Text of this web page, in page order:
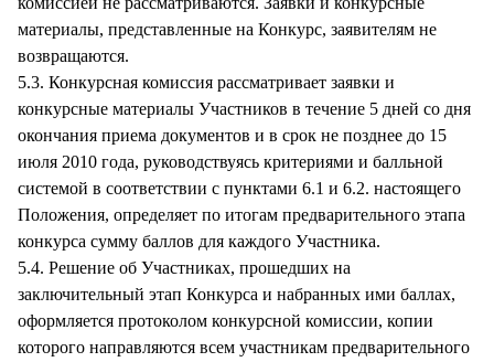
материалы, представленные на Конкурс, заявителям не
возвращаются.
5.3. Конкурсная комиссия рассматривает заявки и
конкурсные материалы Участников в течение 5 дней со дня
окончания приема документов и в срок не позднее до 15
июля 2010 года, руководствуясь критериями и балльной
системой в соответствии с пунктами 6.1 и 6.2. настоящего
Положения, определяет по итогам предварительного этапа
конкурса сумму баллов для каждого Участника.
5.4. Решение об Участниках, прошедших на
заключительный этап Конкурса и набранных ими баллах,
оформляется протоколом конкурсной комиссии, копии
которого направляются всем участникам предварительного